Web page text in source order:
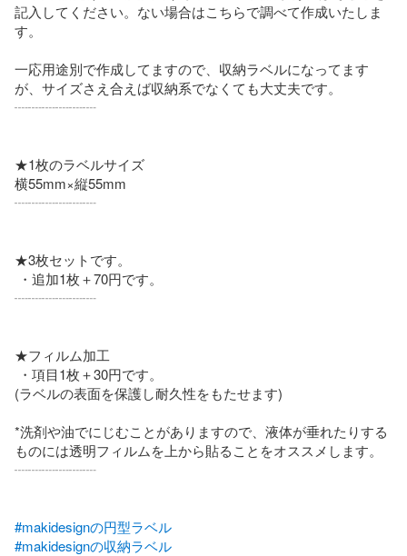
記入してください。ない場合はこちらで調べて作成いたしま
す。
一応用途別で作成してますので、収納ラベルになってます
が、サイズさえ合えば収納系でなくても大丈夫です。
┈┈┈┈┈┈
★1枚のラベルサイズ
横55mm×縦55mm
┈┈┈┈┈┈
★3枚セットです。
┈┈┈┈┈┈
★フィルム加工
(ラベルの表面を保護し耐久性をもたせます)
*洗剤や油でにじむことがありますので、液体が垂れたりする
ものには透明フィルムを上から貼ることをオススメします。
┈┈┈┈┈┈
#makidesignの円型ラベル
#makidesignの収納ラベル